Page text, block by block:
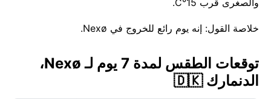
والصغرى قرب 15°C.
خلاصة القول: إنه يوم رائع للخروج في Nexø.
توقعات الطقس لمدة 7 يوم لـ Nexø،
الدنمارك 🇩🇰